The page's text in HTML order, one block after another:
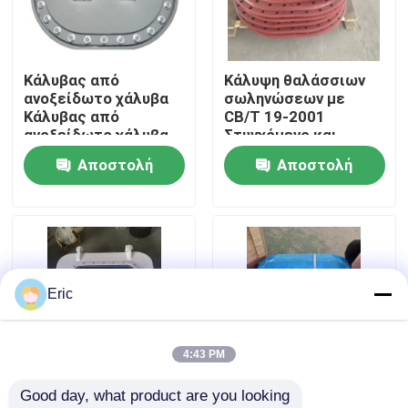
Γύρος εργοστασίων
Ποιοτικός έλεγχος
επαφή
Ζητήστε ένα απόσπασμα
Company News
Θαλάσσια παράθυρα
Κάλυβας από
ανοξείδωτο χάλυβα
Κάλυβας από
ανοξείδωτο χάλυβα
Αποστολή
Κάλυψη θαλάσσιων
σωληνώσεων με
CB/T 19-2001
Στυγχόμενο και
ανοξείδωτο χάλυβα,
μπουρνούλα και
πλυντήριο για
στα πλοία
Αποστολή
Θαλάσσιοι Αλουμινένιο κάλυμμα
Eric
4:43 PM
Good day, what product are you looking